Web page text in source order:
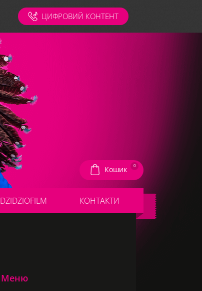
ЦИФРОВИЙ КОНТЕНТ
Кошик 0
DZIDZIOFILM КОНТАКТИ
Меню